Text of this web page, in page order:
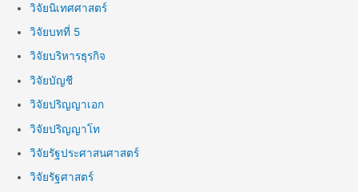
วิจัยนิเทศศาสตร์
วิจัยบทที่ 5
วิจัยบริหารธุรกิจ
วิจัยบัญชี
วิจัยปริญญาเอก
วิจัยปริญญาโท
วิจัยรัฐประศาสนศาสตร์
วิจัยรัฐศาสตร์